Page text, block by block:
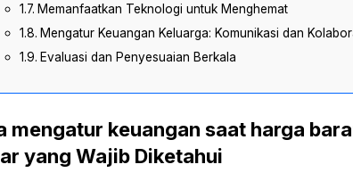
Memanfaatkan Teknologi untuk Menghemat
Mengatur Keuangan Keluarga: Komunikasi dan
Evaluasi dan Penyesuaian Berkala
mengatur keuangan saat harga
yang Wajib Diketahui